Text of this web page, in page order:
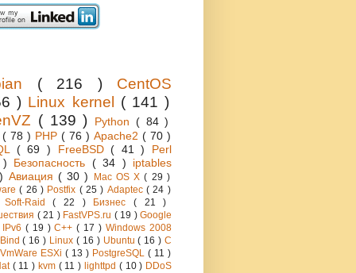
( 216 ) CentOS
) Linux kernel ( 141 )
( 139 ) Python ( 84 )
( 78 ) PHP ( 76 ) Apache2 ( 70 )
( 69 ) FreeBSD( 41 ) Perl
) Безопасность ( 34 ) iptables
Авиация ( 30 ) Mac OS X( 29 )
( 26 ) Postfix ( 25 ) Adaptec( 24 )
Soft-Raid( 22 ) Бизнес( 21 )
( 21 ) FastVPS.ru ( 19 ) Google
IPv6 ( 19 )C++( 17 )Windows 2008
Bind( 16 ) Linux ( 16 ) Ubuntu( 16 )C
VmWare ESXi ( 13 ) PostgreSQL ( 11 )
( 11 ) kvm ( 11 ) lighttpd ( 10 ) DDoS